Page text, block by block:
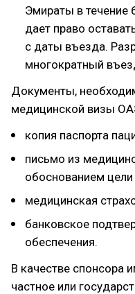
Эмираты в течение
дает право
с даты въезда.
многократный
Документы,
медицинской визы
копия паспорта
письмо из
обоснованием цели
медицинская
банковское
обеспечения.
В качестве спонсора
частное или